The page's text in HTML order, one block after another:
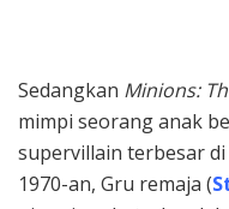
Sedangkan Minions:
mimpi seorang anak
supervillain terbesar
1970-an, Gru remaja (